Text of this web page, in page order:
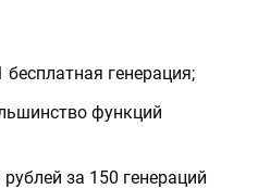
генерация;
функций
за 150 генераций